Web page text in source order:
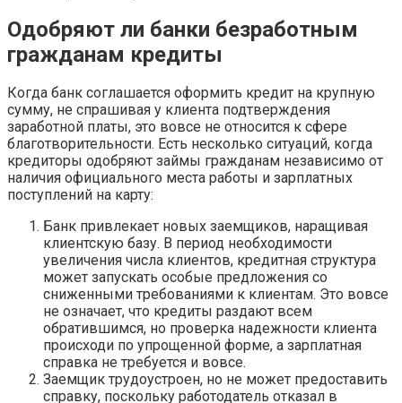
Одобряют ли банки безработным
гражданам кредиты
Когда банк соглашается оформить кредит на крупную
сумму, не спрашивая у клиента подтверждения
заработной платы, это вовсе не относится к сфере
благотворительности. Есть несколько ситуаций, когда
кредиторы одобряют займы гражданам независимо от
наличия официального места работы и зарплатных
поступлений на карту:
Банк привлекает новых заемщиков, наращивая
клиентскую базу. В период необходимости
увеличения числа клиентов, кредитная структура
может запускать особые предложения со
сниженными требованиями к клиентам. Это вовсе
не означает, что кредиты раздают всем
обратившимся, но проверка надежности клиента
происходи по упрощенной форме, а зарплатная
справка не требуется и вовсе.
Заемщик трудоустроен, но не может предоставить
справку, поскольку работодатель отказал в